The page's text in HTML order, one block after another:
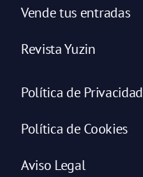
Vende tus entradas
Revista Yuzin
Política de Privacidad
Política de Cookies
Aviso Legal